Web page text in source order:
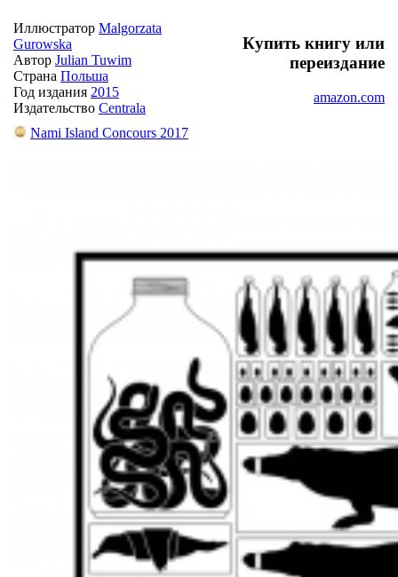
Иллюстратор Malgorzata
Gurowska
Автор Julian Tuwim
Страна Польша
Год издания 2015
Издательство Centrala
Купить книгу или
переиздание
amazon.com
Nami Island Concours 2017